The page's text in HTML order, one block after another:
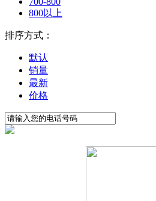
800以上
排序方式：
默认
销量
最新
价格